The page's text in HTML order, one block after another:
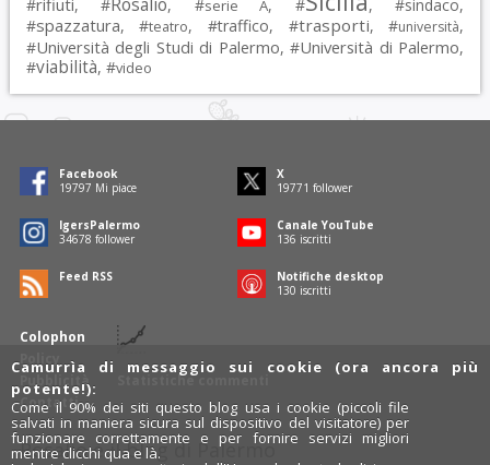
#rifiuti, # , #serie A, # , #sindaco,
#spazzatura, #teatro, #traffico, #trasporti, #università,
#Università degli Studi di Palermo, #Università di Palermo,
#viabilità, #video
Colophon
Policy
Pubblicità
Contatti
Statistiche commenti
Facebook
19797 Mi piace
X
19771 follower
IgersPalermo
34678 follower
Canale YouTube
136 iscritti
Feed RSS
Notifiche desktop
130 iscritti
Rosalio è il blog di Palermo
Camurrìa di messaggio sui cookie (ora ancora più
potente!):
Come il 90% dei siti questo blog usa i cookie (piccoli file
salvati in maniera sicura sul dispositivo del visitatore) per
funzionare correttamente e per fornire servizi migliori
mentre clicchi qua e là.